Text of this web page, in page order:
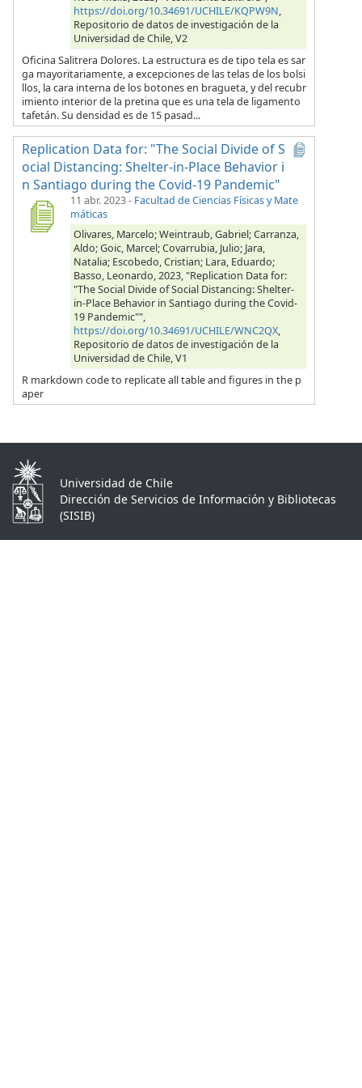
https://doi.org/10.34691/UCHILE/KQPW9N,
Repositorio de datos de investigación de la
Universidad de Chile, V2
Oficina Salitrera Dolores. La estructura es de tipo tela es sar
ga mayoritariamente, a excepciones de las telas de los bolsi
llos, la cara interna de los botones en bragueta, y del recubr
imiento interior de la pretina que es una tela de ligamento
tafetán. Su densidad es de 15 pasad...
Replication Data for: "The Social Divide of S
ocial Distancing: Shelter-in-Place Behavior i
n Santiago during the Covid-19 Pandemic"
11 abr. 2023- Facultad de Ciencias Físicas y Mate
máticas
Olivares, Marcelo; Weintraub, Gabriel; Carranza,
Aldo; Goic, Marcel; Covarrubia, Julio; Jara,
Natalia; Escobedo, Cristian; Lara, Eduardo;
Basso, Leonardo, 2023, "Replication Data for:
"The Social Divide of Social Distancing: Shelter-
in-Place Behavior in Santiago during the Covid-
19 Pandemic"",
https://doi.org/10.34691/UCHILE/WNC2QX,
Repositorio de datos de investigación de la
Universidad de Chile, V1
R markdown code to replicate all table and figures in the p
aper
Universidad de Chile
Dirección de Servicios de Información y Bibliotecas
(SISIB)